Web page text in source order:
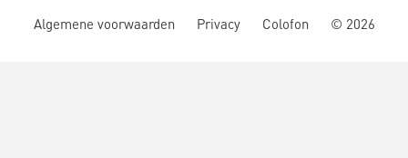
Algemene voorwaarden Privacy Colofon © 2026